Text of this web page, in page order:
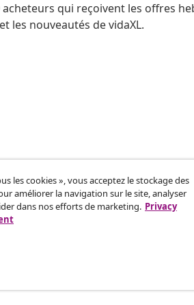
acheteurs qui reçoivent les offres
les nouveautés de vidaXL.
les cookies », vous acceptez le stockage des
améliorer la navigation sur le site, analyser
dans nos efforts de marketing. Privacy